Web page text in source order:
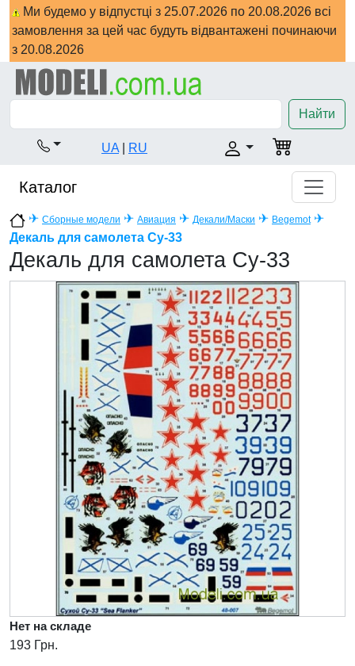
Ми будемо у відпустці з 25.07.2026 по 20.08.2026 всі
замовлення за цей час будуть відвантажені починаючи
з 20.08.2026
Найти
UA RU
Каталог
✈ Сборные модели ✈ Авиация ✈ Декали/Маски ✈ Begemot✈
Декаль для самолета Су-33
Декаль для самолета Су-33
Нет на складе
193 Грн.